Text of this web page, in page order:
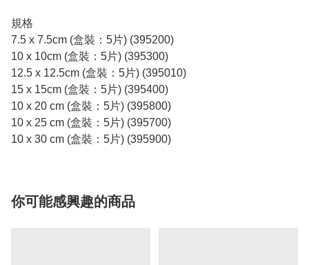
規格
7.5 x 7.5cm (盒裝：5片) (395200)
10 x 10cm (盒裝：5片) (395300)
12.5 x 12.5cm (盒裝：5片) (395010)
15 x 15cm (盒裝：5片) (395400)
10 x 20 cm (盒裝：5片) (395800)
10 x 25 cm (盒裝：5片) (395700)
10 x 30 cm (盒裝：5片) (395900)
你可能感興趣的商品